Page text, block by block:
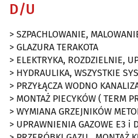
D/U
> SZPACHLOWANIE,
> GLAZURA TERAKOTA
> ELEKTRYKA, ROZDZIELNIE,
> HYDRAULIKA, WSZYSTKIE
> PRZYŁĄCZA WODNO
> MONTAŻ PIECYKÓW ( TERM
> WYMIANA GRZEJNIKÓW
> UPRAWNIENIA GAZOWE E3 i